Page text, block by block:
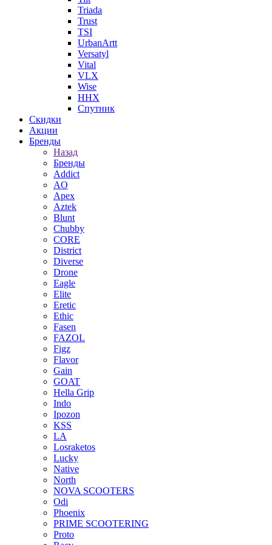
Triada
Trust
TSI
UrbanArtt
Versatyl
Vital
VLX
Wise
ННХ
Спутник
Скидки
Акции
Бренды
Назад
Бренды
Addict
AO
Apex
Aztek
Blunt
Chubby
CORE
District
Diverse
Drone
Eagle
Elite
Eretic
Ethic
Fasen
FAZOL
Figz
Flavor
Gain
GOAT
Hella Grip
Indo
Ipozon
KSS
LA
Losraketos
Lucky
Native
North
NOVA SCOOTERS
Odi
Phoenix
PRIME SCOOTERING
Proto